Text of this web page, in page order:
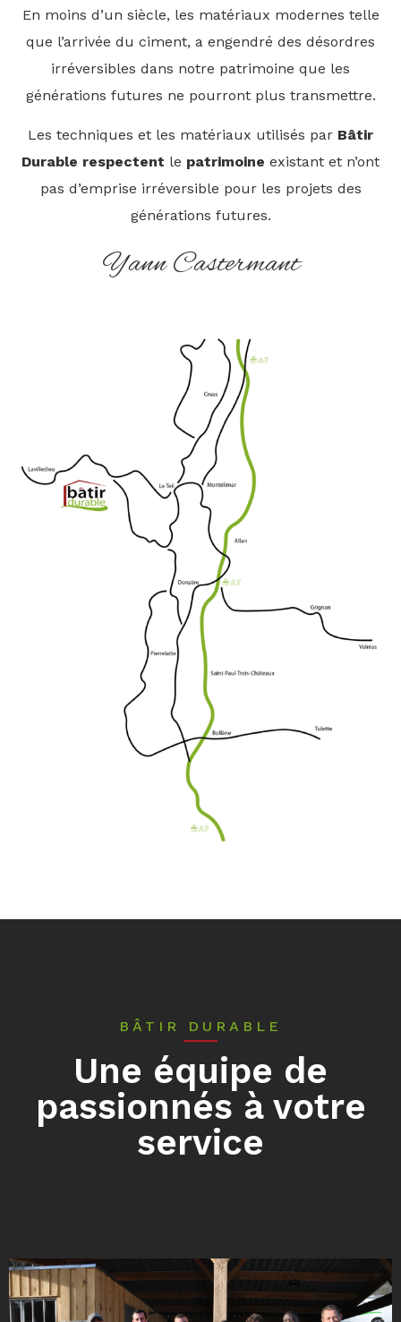
En moins d’un siècle, les matériaux modernes telle
que l’arrivée du ciment, a engendré des désordres
irréversibles dans notre patrimoine que les
générations futures ne pourront plus transmettre.
Les techniques et les matériaux utilisés par Bâtir
Durable respectent le patrimoine existant et n’ont
pas d’emprise irréversible pour les projets des
générations futures.
Yann Castermant
BÂTIR DURABLE
Une équipe de
passionnés à votre
service